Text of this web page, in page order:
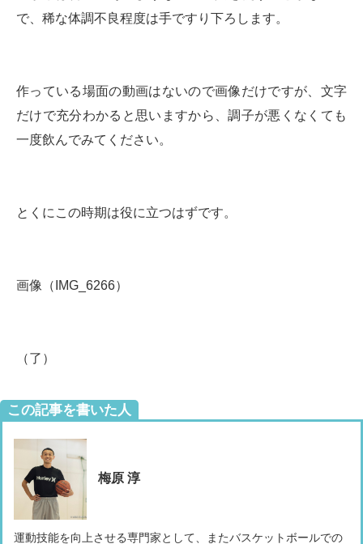
で、稀な体調不良程度は手ですり下ろします。
作っている場面の動画はないので画像だけですが、文字
だけで充分わかると思いますから、調子が悪くなくても
一度飲んでみてください。
とくにこの時期は役に立つはずです。
画像（IMG_6266）
（了）
この記事を書いた人
梅原 淳
運動技能を向上させる専門家として、またバスケットボールでの